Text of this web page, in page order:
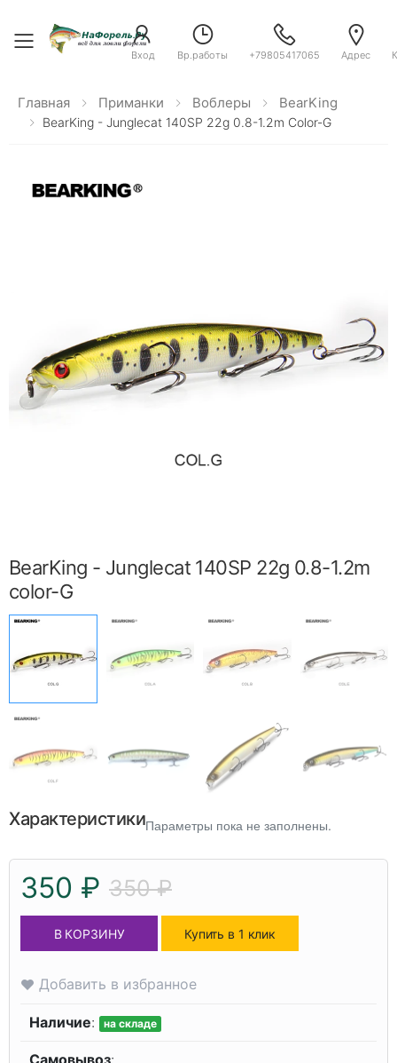
Toggle menu
Вход Вр.работы +79805417065 Адрес
Главная Приманки Воблеры BearKing
BearKing - Junglecat 140SP 22g 0.8-1.2m Color-G
BearKing - Junglecat 140SP 22g 0.8-1.2m
color-G
ХарактеристикиПараметры пока не заполнены.
350 ₽ 350 ₽
В КОРЗИНУ Купить в 1 клик
Добавить в избранное
Наличие: на складе
Самовывоз: